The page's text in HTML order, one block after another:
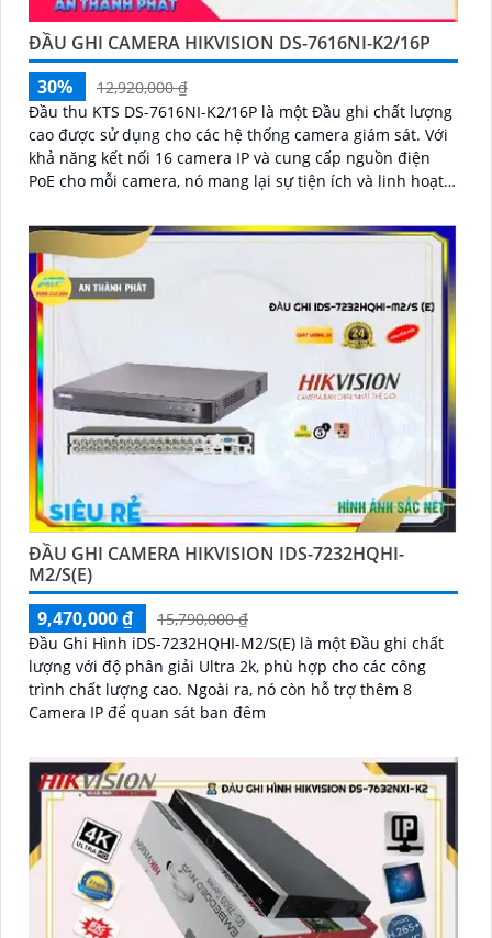
ĐẦU GHI CAMERA HIKVISION DS-7616NI-K2/16P
30%
12,920,000 ₫
Đầu thu KTS DS-7616NI-K2/16P là một Đầu ghi chất lượng
cao được sử dụng cho các hệ thống camera giám sát. Với
khả năng kết nối 16 camera IP và cung cấp nguồn điện
PoE cho mỗi camera, nó mang lại sự tiện ích và linh hoạt
ĐẦU GHI CAMERA HIKVISION IDS-7232HQHI-
M2/S(E)
9,470,000 ₫
15,790,000 ₫
Đầu Ghi Hình iDS-7232HQHI-M2/S(E) là một Đầu ghi chất
lượng với độ phân giải Ultra 2k, phù hợp cho các công
trình chất lượng cao. Ngoài ra, nó còn hỗ trợ thêm 8
Camera IP để quan sát ban đêm